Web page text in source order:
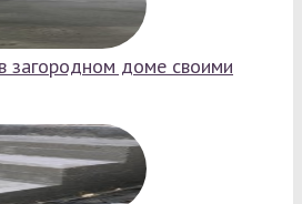
загородном доме своими